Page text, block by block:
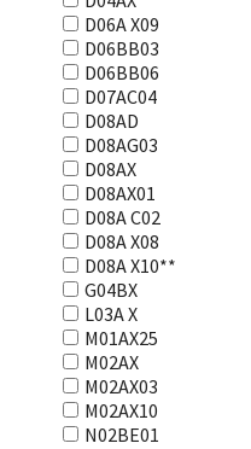
D06A X09
D06BB03
D06BB06
D07AC04
D08AD
D08AG03
D08AX
D08AX01
D08А С02
D08А Х08
D08А Х10**
G04BX
L03А Х
M01AX25
M02AX
M02AX03
M02AX10
N02BE01